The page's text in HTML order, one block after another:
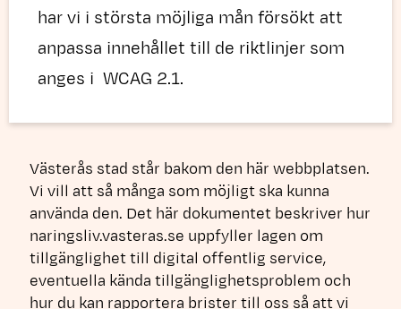
har vi i största möjliga mån försökt att
anpassa innehållet till de riktlinjer som
anges i WCAG 2.1.
Västerås stad står bakom den här webbplatsen.
Vi vill att så många som möjligt ska kunna
använda den. Det här dokumentet beskriver hur
naringsliv.vasteras.se uppfyller lagen om
tillgänglighet till digital offentlig service,
eventuella kända tillgänglighetsproblem och
hur du kan rapportera brister till oss så att vi